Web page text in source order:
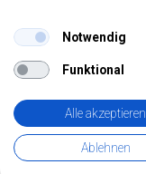
Das Schweizer
•
pekabo.ch
Notwendig
Funktional
Alle akzeptieren
Ablehnen